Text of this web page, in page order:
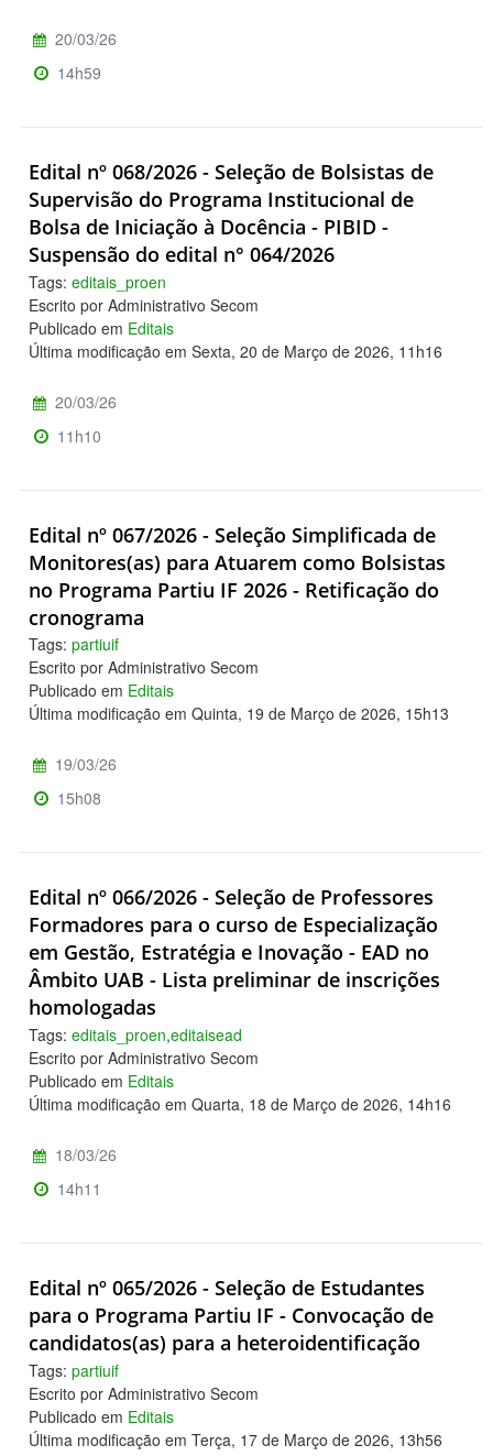
20/03/26
14h59
Edital nº 068/2026 - Seleção de Bolsistas de
Supervisão do Programa Institucional de
Bolsa de Iniciação à Docência - PIBID -
Suspensão do edital n° 064/2026
Tags: editais_proen
Escrito por Administrativo Secom
Publicado em Editais
Última modificação em Sexta, 20 de Março de 2026, 11h16
20/03/26
11h10
Edital nº 067/2026 - Seleção Simplificada de
Monitores(as) para Atuarem como Bolsistas
no Programa Partiu IF 2026 - Retificação do
cronograma
Tags: partiuif
Escrito por Administrativo Secom
Publicado em Editais
Última modificação em Quinta, 19 de Março de 2026, 15h13
19/03/26
15h08
Edital nº 066/2026 - Seleção de Professores
Formadores para o curso de Especialização
em Gestão, Estratégia e Inovação - EAD no
Âmbito UAB - Lista preliminar de inscrições
homologadas
Tags: editais_proen,editaisead
Escrito por Administrativo Secom
Publicado em Editais
Última modificação em Quarta, 18 de Março de 2026, 14h16
18/03/26
14h11
Edital nº 065/2026 - Seleção de Estudantes
para o Programa Partiu IF - Convocação de
candidatos(as) para a heteroidentificação
Tags: partiuif
Escrito por Administrativo Secom
Publicado em Editais
Última modificação em Terça, 17 de Março de 2026, 13h56